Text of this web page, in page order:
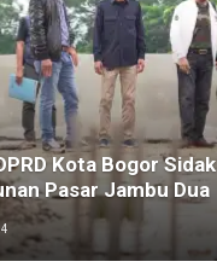
Kota Bogor Sidak
Pasar Jambu Dua